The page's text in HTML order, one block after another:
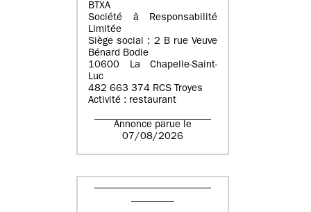
BTXA
Société à Responsabilité
Limitée
Siège social : 2 B rue Veuve
Bénard Bodie
10600 La Chapelle-Saint-
Luc
482 663 374 RCS Troyes
Activité : restaurant
Annonce parue le
07/08/2026